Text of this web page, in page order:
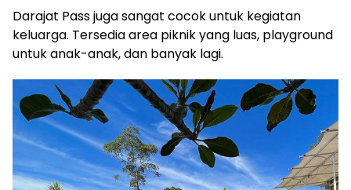
Darajat Pass juga sangat cocok untuk kegiatan
keluarga. Tersedia area piknik yang luas, playground
untuk anak-anak, dan banyak lagi.